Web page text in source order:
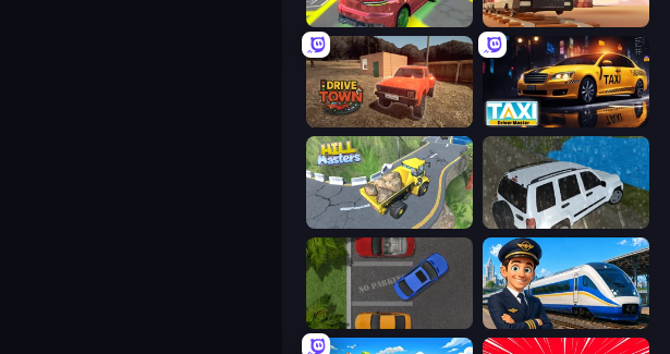
Garage Parking Train Master
DriveTown Taxi Driver: Master
Hill Masters Offroad Prado Mountain Hill Climbing
Parking Space Idle Train Empire Tycoon